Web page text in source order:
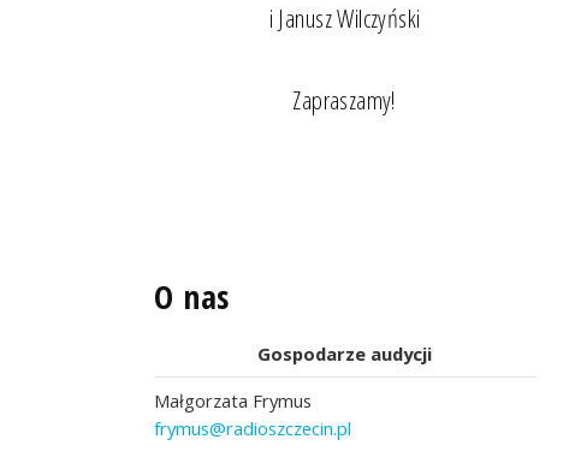
i Janusz Wilczyński
Zapraszamy!
O nas
Gospodarze audycji
Małgorzata Frymus
frymus@radioszczecin.pl